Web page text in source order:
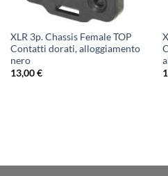
XLR 3p. Chassis Female TOP
Contatti dorati, alloggiamento
nero
13,00€